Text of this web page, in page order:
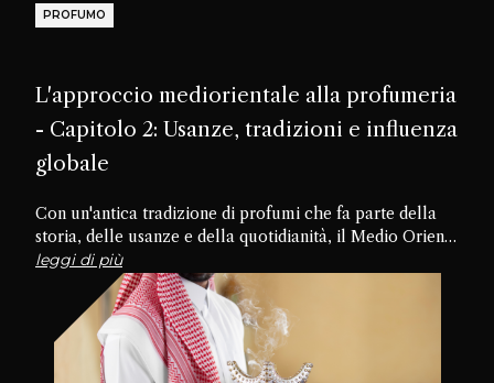
PROFUMO
L'approccio mediorientale alla profumeria
- Capitolo 2: Usanze, tradizioni e influenza
globale
Con un'antica tradizione di profumi che fa parte della
storia, delle usanze e della quotidianità, il Medio Oriente
è la culla della cultura del profumo. Approfondiamo le
tradizioni, le pratiche e l'uso del profumo nella vita
quotidiana per capire perché il profumo è così
apprezzato in questa parte del mondo. L'approccio
mediorientale alla profumeria continua nel Capitolo 2.
leggi di più